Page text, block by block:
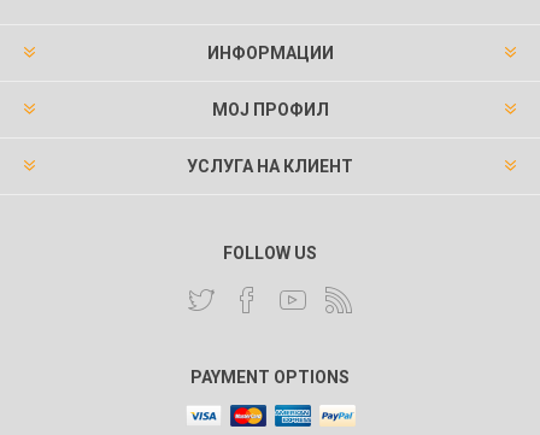
ИНФОРМАЦИИ
МОЈ ПРОФИЛ
УСЛУГА НА КЛИЕНТ
FOLLOW US
PAYMENT OPTIONS